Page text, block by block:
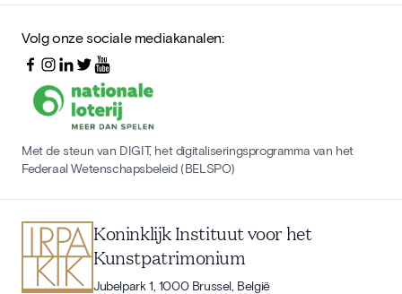
Volg onze sociale mediakanalen:
Met de steun van DIGIT, het digitaliseringsprogramma van het
Federaal Wetenschapsbeleid (BELSPO)
Koninklijk Instituut voor het
Kunstpatrimonium
Jubelpark 1, 1000 Brussel, België